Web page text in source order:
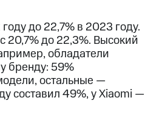
до 22,7% в 2023 году.
20,7% до 22,3%. Высокий
обладатели
бренду: 59%
остальные —
составил 49%, у Xiaomi —